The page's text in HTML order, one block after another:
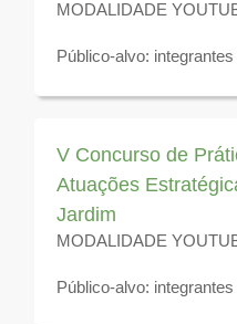
MODALIDADE
Público-alvo:
Disponível para
V Concurso de
Atuações
Jardim
MODALIDADE
Público-alvo: